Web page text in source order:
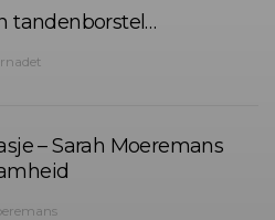
tandenborstel…
– Sarah Moeremans